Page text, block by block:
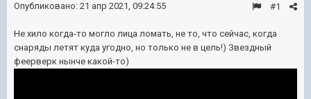
#1
Опубликовано: 21 апр 2021, 09:24:55
Не хило когда-то могло лица ломать, не то, что сейчас, когда
снаряды летят куда угодно, но только не в цель!) Звездный
феерверк нынче какой-то)